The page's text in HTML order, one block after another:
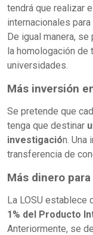
tendrá que realizar
internacionales
De igual manera,
la homologación de
universidades.
Más inversión
Se pretende que
tenga que destinar
investigación. Una
transferencia de
Más dinero
La LOSU establece
1% del Producto
Anteriormente, se